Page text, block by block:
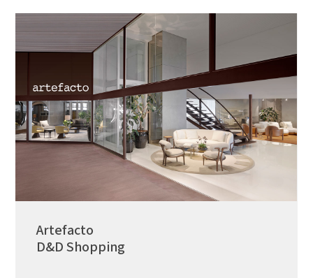
Artefacto
D&D Shopping